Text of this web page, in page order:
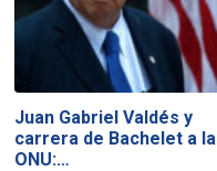
Juan Gabriel Valdés y
carrera de Bachelet a la
ONU:…